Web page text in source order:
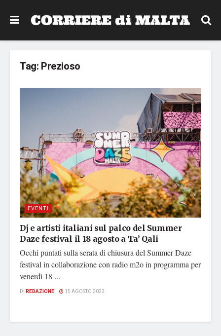
Tag: Prezioso
EVENTI
Dj e artisti italiani sul palco del Summer
Daze festival il 18 agosto a Ta’ Qali
Occhi puntati sulla serata di chiusura del Summer Daze
festival in collaborazione con radio m2o in programma per
venerdì 18 ...
DI REDAZIONE 15 AGOSTO 2023